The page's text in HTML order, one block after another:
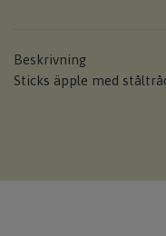
Beskrivning
Sticks äpple med